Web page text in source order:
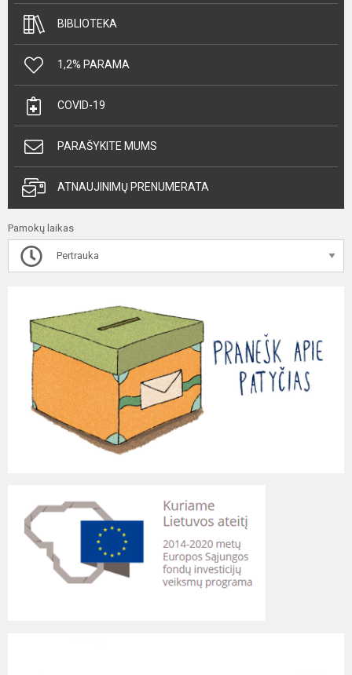
BIBLIOTEKA
1,2% PARAMA
COVID-19
PARAŠYKITE MUMS
ATNAUJINIMŲ PRENUMERATA
Pamokų laikas
Pertrauka